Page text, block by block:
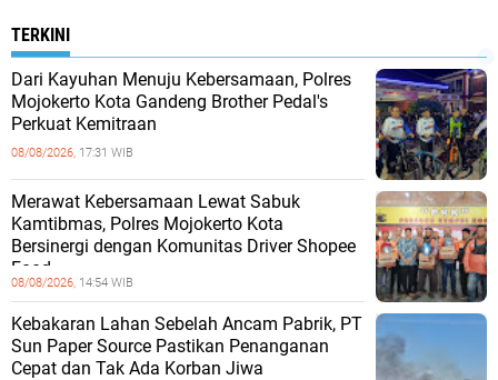
TERKINI
Dari Kayuhan Menuju Kebersamaan, Polres
Mojokerto Kota Gandeng Brother Pedal's
Perkuat Kemitraan
08/08/2026, 17:31 WIB
Merawat Kebersamaan Lewat Sabuk
Kamtibmas, Polres Mojokerto Kota
Bersinergi dengan Komunitas Driver Shopee
Food
08/08/2026, 14:54 WIB
Kebakaran Lahan Sebelah Ancam Pabrik, PT
Sun Paper Source Pastikan Penanganan
Cepat dan Tak Ada Korban Jiwa